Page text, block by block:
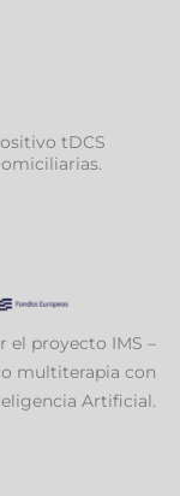
tDCS
el proyecto IMS –
multiterapia con
Artificial.